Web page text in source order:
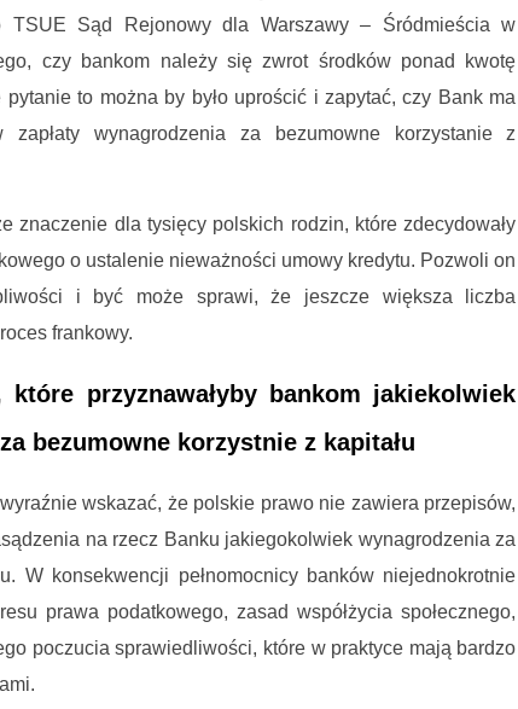
TSUE Sąd Rejonowy dla Warszawy – Śródmieścia w
czy bankom należy się zwrot środków ponad kwotę
pytanie to można by było uprościć i zapytać, czy Bank ma
zapłaty wynagrodzenia za bezumowne korzystanie z
znaczenie dla tysięcy polskich rodzin, które zdecydowały
o ustalenie nieważności umowy kredytu. Pozwoli on
i być może sprawi, że jeszcze większa liczba
frankowy.
przyznawałyby bankom jakiekolwiek
bezumowne korzystnie z kapitału
wskazać, że polskie prawo nie zawiera przepisów,
na rzecz Banku jakiegokolwiek wynagrodzenia za
W konsekwencji pełnomocnicy banków niejednokrotnie
prawa podatkowego, zasad współżycia społecznego,
poczucia sprawiedliwości, które w praktyce mają bardzo